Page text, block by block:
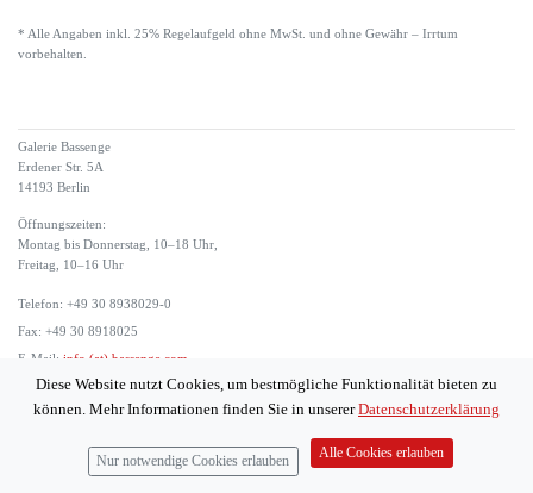
* Alle Angaben inkl. 25% Regelaufgeld ohne MwSt. und ohne Gewähr – Irrtum
vorbehalten.
Galerie Bassenge
Erdener Str. 5A
14193 Berlin
Öffnungszeiten:
Montag bis Donnerstag, 10–18 Uhr,
Freitag, 10–16 Uhr
Telefon: +49 30 8938029-0
Fax: +49 30 8918025
E-Mail: info (at) bassenge.com
Diese Website nutzt Cookies, um bestmögliche Funktionalität bieten zu
können. Mehr Informationen finden Sie in unsererDatenschutzerklärung
Nur notwendige Cookies erlauben
Alle Cookies erlauben